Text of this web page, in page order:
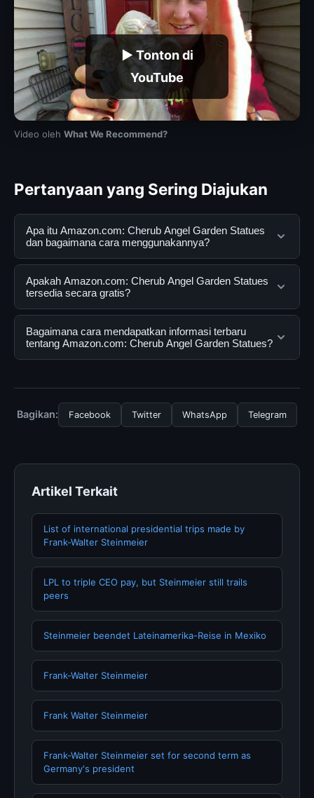
▶ Tonton di
YouTube
Video oleh What We Recommend?
Pertanyaan yang Sering Diajukan
Apa itu Amazon.com: Cherub Angel Garden Statues
dan bagaimana cara menggunakannya?
Amazon.com: Cherub Angel Garden Statues adalah
layanan digital yang dirancang untuk membantu
pengguna mendapatkan informasi lengkap dan
terpercaya. Anda dapat menggunakannya dengan
mengunjungi situs resmi dan mengikuti panduan yang
tersedia.
Apakah Amazon.com: Cherub Angel Garden Statues
tersedia secara gratis?
Ya, Amazon.com: Cherub Angel Garden Statues dapat
diakses secara gratis oleh semua pengguna. Tidak ada
biaya tersembunyi atau langganan yang diperlukan
Bagaimana cara mendapatkan informasi terbaru
tentang Amazon.com: Cherub Angel Garden Statues?
mengunjungi halaman resmi kami secara berkala. Kami
selalu memperbarui konten dengan informasi terkini dan
Bagikan: Facebook Twitter WhatsApp Telegram
Artikel Terkait
List of international presidential trips made by
Frank-Walter Steinmeier
LPL to triple CEO pay, but Steinmeier still trails
peers
Steinmeier beendet Lateinamerika-Reise in Mexiko
Frank-Walter Steinmeier
Frank Walter Steinmeier
Frank-Walter Steinmeier set for second term as
Germany's president